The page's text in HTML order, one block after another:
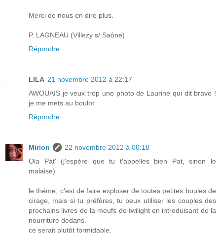
Merci de nous en dire plus.
P. LAGNEAU (Villezy s/ Saône)
Répondre
LILA 21 novembre 2012 à 22:17
AWOUAIS je veux trop une photo de Laurine qui dit bravo !
je me mets au boulot
Répondre
Mirion
22 novembre 2012 à 00:18
Ola Pat' (j'espère que tu t'appelles bien Pat, sinon le
malaise)
le théme, c'est de faire exploser de toutes petites boules de
cirage, mais si tu préfères, tu peux utiliser les couples des
prochains livres de la meufs de twilight en introduisant de la
nourriture dedans.
ce serait plutôt formidable.